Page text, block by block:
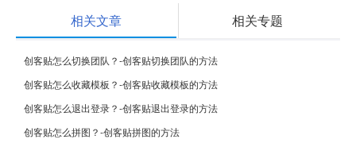
相关文章 相关专题
创客贴怎么切换团队？-创客贴切换团队的方法
创客贴怎么收藏模板？-创客贴收藏模板的方法
创客贴怎么退出登录？-创客贴退出登录的方法
创客贴怎么拼图？-创客贴拼图的方法